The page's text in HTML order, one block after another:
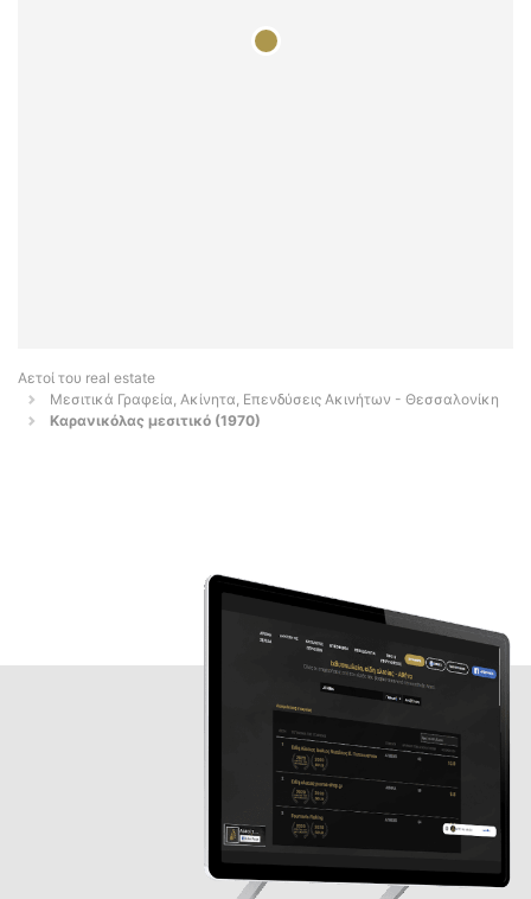
Αετοί του real estate
Μεσιτικά Γραφεία, Ακίνητα, Επενδύσεις Ακινήτων - Θεσσαλονίκη
Καρανικόλας μεσιτικό (1970)